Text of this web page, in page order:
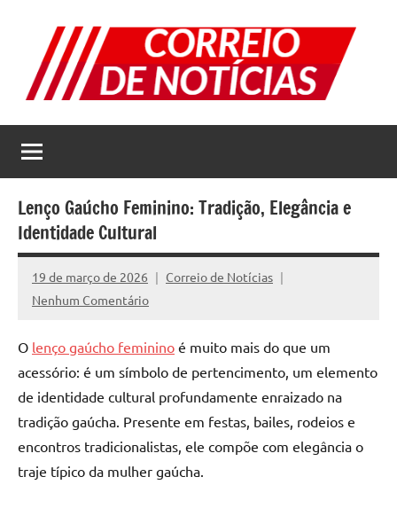
conteúdo
Correio
de
Notícias
as
melhores
notícias
da
internet
Lenço Gaúcho Feminino: Tradição, Elegância e
Identidade Cultural
19 de março de 2026
Correio de Notícias
Nenhum Comentário
O lenço gaúcho feminino é muito mais do que um
acessório: é um símbolo de pertencimento, um elemento
de identidade cultural profundamente enraizado na
tradição gaúcha. Presente em festas, bailes, rodeios e
encontros tradicionalistas, ele compõe com elegância o
traje típico da mulher gaúcha.